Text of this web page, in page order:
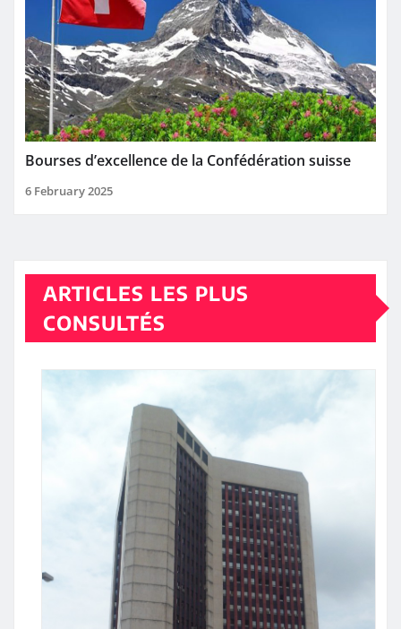
Bourses d’excellence de la Confédération suisse
6 February 2025
ARTICLES LES PLUS
CONSULTÉS